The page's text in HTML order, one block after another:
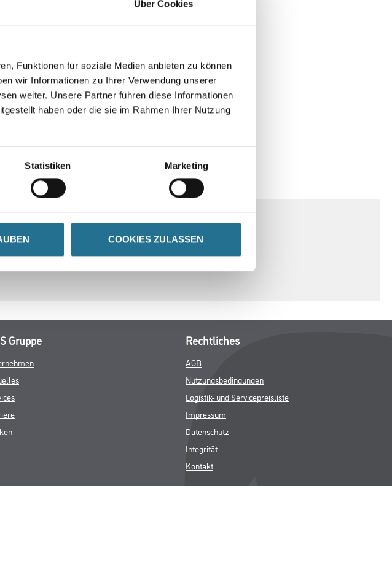
Über Cookies
Funktionen für soziale Medien anbieten zu können
wir Informationen zu Ihrer Verwendung unserer
weiter. Unsere Partner führen diese Informationen
haben oder die sie im Rahmen Ihrer Nutzung
Statistiken Marketing
COOKIES ZULASSEN
GEFAHRENHINWEISE SPEZIFIKATIONEN
Gruppe Rechtliches
AGB
Nutzungsbedingungen
Logistik- und Servicepreisliste
Impressum
Datenschutz
Integrität
Kontakt